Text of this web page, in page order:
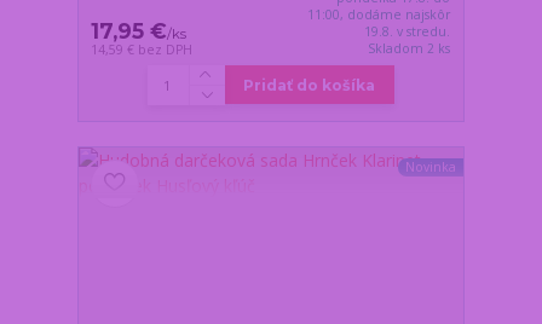
17,95 €/ks
14,59 € bez DPH
11:00, dodáme najskôr
19.8. v stredu.
Skladom 2 ks
Pridať do košíka
Novinka